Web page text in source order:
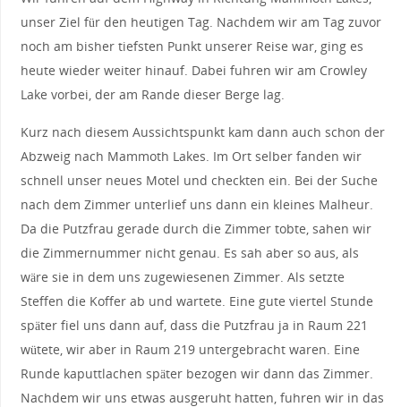
unser Ziel für den heutigen Tag. Nachdem wir am Tag zuvor
noch am bisher tiefsten Punkt unserer Reise war, ging es
heute wieder weiter hinauf. Dabei fuhren wir am Crowley
Lake vorbei, der am Rande dieser Berge lag.
Kurz nach diesem Aussichtspunkt kam dann auch schon der
Abzweig nach Mammoth Lakes. Im Ort selber fanden wir
schnell unser neues Motel und checkten ein. Bei der Suche
nach dem Zimmer unterlief uns dann ein kleines Malheur.
Da die Putzfrau gerade durch die Zimmer tobte, sahen wir
die Zimmernummer nicht genau. Es sah aber so aus, als
wäre sie in dem uns zugewiesenen Zimmer. Als setzte
Steffen die Koffer ab und wartete. Eine gute viertel Stunde
später fiel uns dann auf, dass die Putzfrau ja in Raum 221
wütete, wir aber in Raum 219 untergebracht waren. Eine
Runde kaputtlachen später bezogen wir dann das Zimmer.
Nachdem wir uns etwas ausgeruht hatten, fuhren wir in das